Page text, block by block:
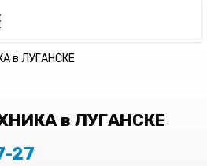
в ЛУГАНСКЕ
27